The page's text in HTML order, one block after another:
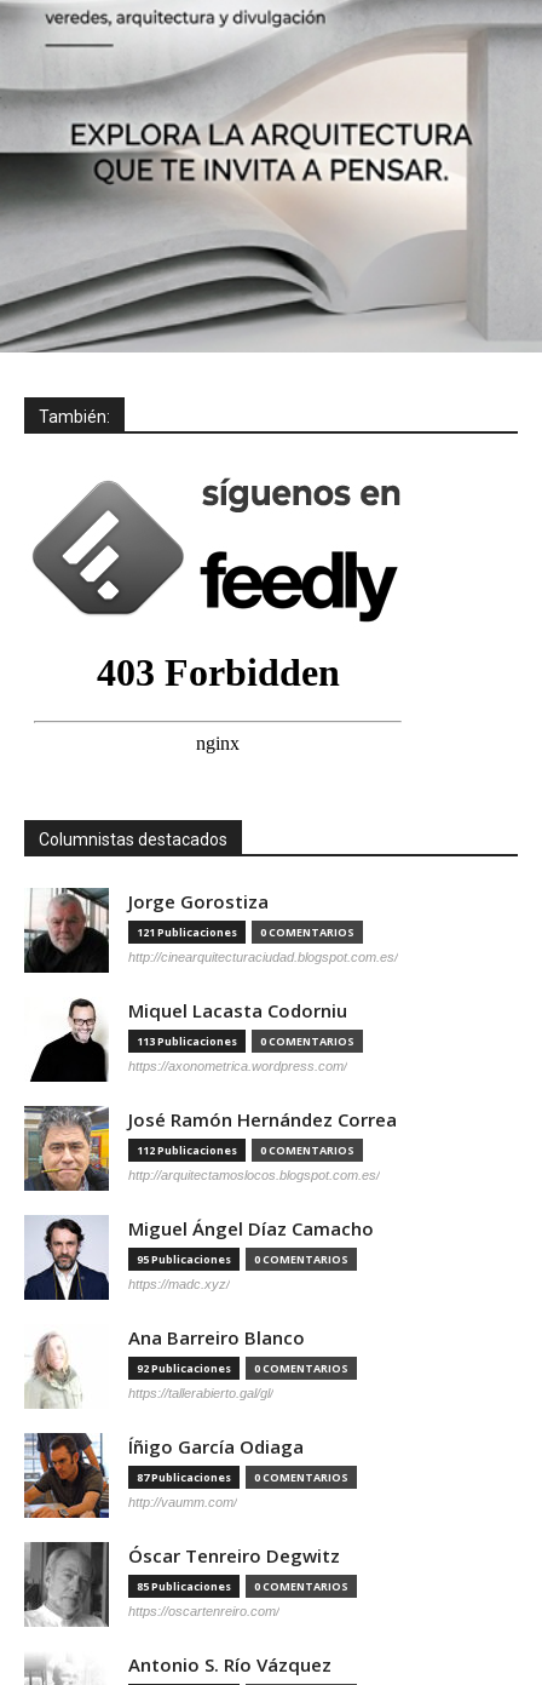
También:
Columnistas destacados
Jorge Gorostiza
121 Publicaciones 0 COMENTARIOS
http://cinearquitecturaciudad.blogspot.com.es/
Miquel Lacasta Codorniu
113 Publicaciones 0 COMENTARIOS
https://axonometrica.wordpress.com/
José Ramón Hernández Correa
112 Publicaciones 0 COMENTARIOS
http://arquitectamoslocos.blogspot.com.es/
Miguel Ángel Díaz Camacho
95 Publicaciones 0 COMENTARIOS
https://madc.xyz/
Ana Barreiro Blanco
92 Publicaciones 0 COMENTARIOS
https://tallerabierto.gal/gl/
Íñigo García Odiaga
87 Publicaciones 0 COMENTARIOS
http://vaumm.com/
Óscar Tenreiro Degwitz
85 Publicaciones 0 COMENTARIOS
https://oscartenreiro.com/
Antonio S. Río Vázquez